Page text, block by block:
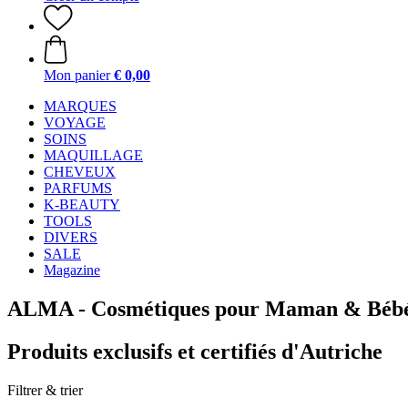
Mon panier € 0,00
MARQUES
VOYAGE
SOINS
MAQUILLAGE
CHEVEUX
PARFUMS
K-BEAUTY
TOOLS
DIVERS
SALE
Magazine
ALMA - Cosmétiques pour Maman &
Produits exclusifs et certifiés d'Autriche
Filtrer & trier